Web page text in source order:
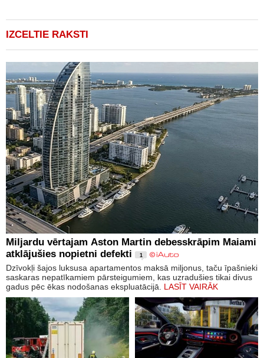
IZCELTIE RAKSTI
Miljardu vērtajam Aston Martin debesskrāpim Maiami
atklājušies nopietni defekti
1
Dzīvokļi šajos luksusa apartamentos maksā miljonus, taču īpašnieki
saskaras nepatīkamiem pārsteigumiem, kas uzradušies tikai divus
gadus pēc ēkas nodošanas ekspluatācijā. LASĪT VAIRĀK